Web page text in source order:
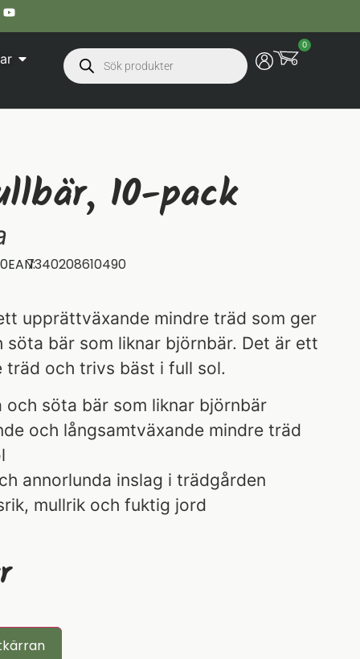
0
10-pack
EAN:7340208610490
upprättväxande mindre träd som ger
bär som liknar björnbär. Det är ett
träd och trivs bäst i full sol.
och söta bär som liknar björnbär
och långsamtväxande mindre träd
annorlunda inslag i trädgården
mullrik och fuktig jord